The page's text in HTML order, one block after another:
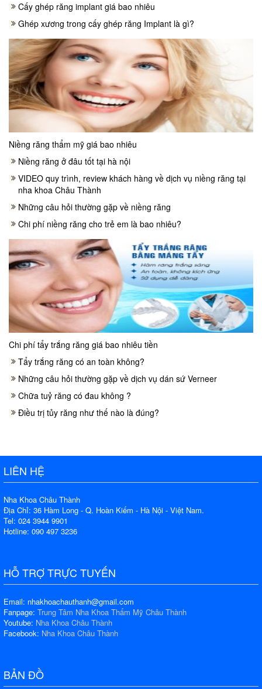
Cấy ghép răng implant giá bao nhiêu
Ghép xương trong cấy ghép răng Implant là gì?
Niềng răng thẩm mỹ giá bao nhiêu
Niềng răng ở đâu tốt tại hà nội
VIDEO quy trình, review khách hàng về dịch vụ niềng răng tại
nha khoa Châu Thành
Những câu hỏi thường gặp về niềng răng
Chi phí niềng răng cho trẻ em là bao nhiêu?
Chi phí tẩy trắng răng giá bao nhiêu tiền
Tẩy trắng răng có an toàn không?
Những câu hỏi thường gặp về dịch vụ dán sứ Verneer
Chữa tuỷ răng có đau không ?
Điều trị tủy răng như thế nào là đúng?
LIÊN HỆ
Nha Khoa Châu Thành
Địa Chỉ: 36 Hàm Long - Q. Hoàn Kiếm - Hà Nội - Việt Nam.
Tel: 024 3944 9901
Hotline: 090 497 3236
HỖ TRỢ TRỰC TUYẾN
Email: nhakhoachauthanh@gmail.com
Fanpage: Trung Tâm Nha Khoa Thẩm Mỹ Châu Thành
Youtube: Nha Khoa Châu Thành
Facebook: Nha Khoa Châu Thành
BẢN ĐỒ